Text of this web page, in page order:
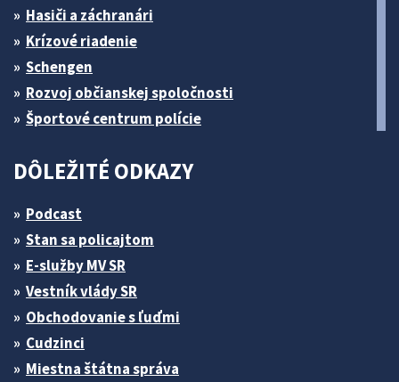
Hasiči a záchranári
Krízové riadenie
Schengen
Rozvoj občianskej spoločnosti
Športové centrum polície
DÔLEŽITÉ ODKAZY
Podcast
Stan sa policajtom
E-služby MV SR
Vestník vlády SR
Obchodovanie s ľuďmi
Cudzinci
Miestna štátna správa